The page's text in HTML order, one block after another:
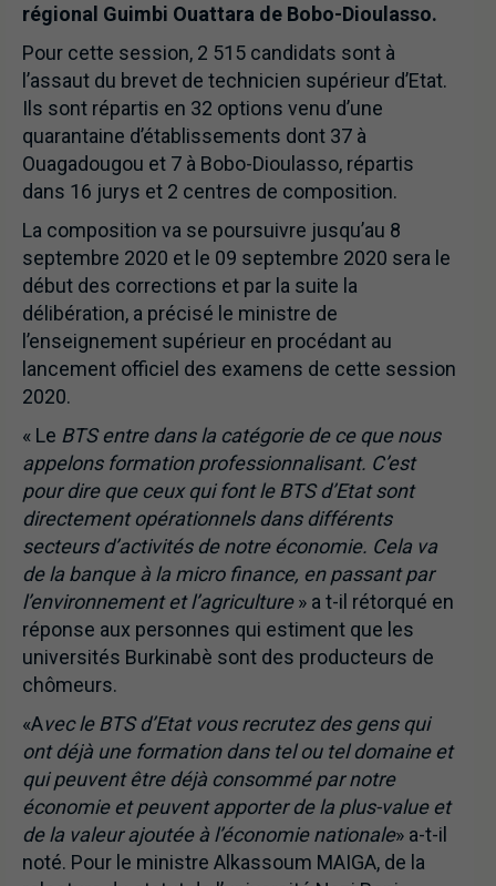
régional Guimbi Ouattara de Bobo-Dioulasso.
Pour cette session, 2 515 candidats sont à
l’assaut du brevet de technicien supérieur d’Etat.
Ils sont répartis en 32 options venu d’une
quarantaine d’établissements dont 37 à
Ouagadougou et 7 à Bobo-Dioulasso, répartis
dans 16 jurys et 2 centres de composition.
La composition va se poursuivre jusqu’au 8
septembre 2020 et le 09 septembre 2020 sera le
début des corrections et par la suite la
délibération, a précisé le ministre de
l’enseignement supérieur en procédant au
lancement officiel des examens de cette session
2020.
« Le BTS entre dans la catégorie de ce que nous
appelons formation professionnalisant. C’est
pour dire que ceux qui font le BTS d’Etat sont
directement opérationnels dans différents
secteurs d’activités de notre économie. Cela va
de la banque à la micro finance, en passant par
l’environnement et l’agriculture» a t-il rétorqué en
réponse aux personnes qui estiment que les
universités Burkinabè sont des producteurs de
chômeurs.
«Avec le BTS d’Etat vous recrutez des gens qui
ont déjà une formation dans tel ou tel domaine et
qui peuvent être déjà consommé par notre
économie et peuvent apporter de la plus-value et
de la valeur ajoutée à l’économie nationale» a-t-il
noté. Pour le ministre Alkassoum MAIGA, de la